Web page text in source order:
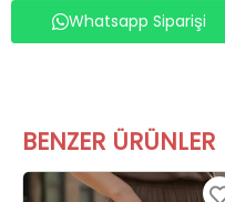
Whatsapp Siparişi
BENZER ÜRÜNLER